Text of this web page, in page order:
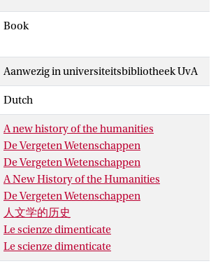
zijn niet bekend bij het grote publiek. Toch
veranderd.
Hoewel er zelden sprake is van wetten,
zijn er wel verbanden, structuren en regels
te vinden in taal, literatuur, muziek en
kunst. In dit boek laat Rens Bod zien hoe
vanaf de Oudheid alfawetenschappers uit
India, China, Afrika en Europa zijn
omgesprongen met hun materiaal en
welke patronen zij hebben gevonden. Hun
bevindingen hebben de maatschappij
ingrijpend beïnvloed: de ontdekking van
een grammatica voor het Sanskriet leidde
Book
Aanwezig in universiteitsbibliotheek UvA
Dutch
A new history of the humanities
De Vergeten Wetenschappen
De Vergeten Wetenschappen
A New History of the Humanities
De Vergeten Wetenschappen
人文学的历史
Le scienze dimenticate
Le scienze dimenticate